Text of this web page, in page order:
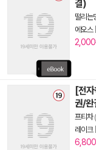
결)
떨리는
에오스|
2,000
[전
권/완
프티차
레이크|
6,800